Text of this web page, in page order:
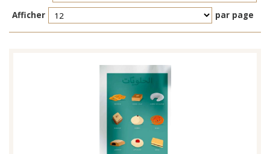
Réinitialiser les filtres
TENTER L'ART POUR SOIGNER
Afficher
par page